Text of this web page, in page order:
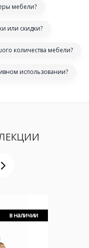
мебели?
или скидки?
количества мебели?
использовании?
в наличии